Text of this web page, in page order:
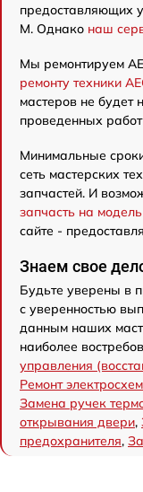
предоставляющих
M. Однако наш
Мы ремонтируем
ремонту техники
мастеров не будет
проведенных
Минимальные
сеть мастерских
запчастей. И
запчасть на
сайте -
Знаем свое
Будьте уверены в
с уверенностью
данным наших
наиболее
управления
Ремонт
Замена ручек
открывания двери,
предохранителя,